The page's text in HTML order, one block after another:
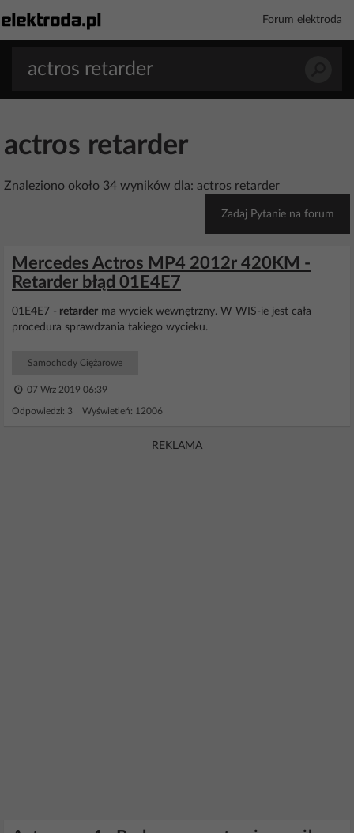
Forum elektroda
actros retarder
Znaleziono około 34 wyników dla: actros retarder
Zadaj Pytanie na forum
Mercedes Actros MP4 2012r 420KM -
Retarder błąd 01E4E7
01E4E7 - retarder ma wyciek wewnętrzny. W WIS-ie jest cała
procedura sprawdzania takiego wycieku.
Samochody Ciężarowe
07 Wrz 2019 06:39
Odpowiedzi: 3 Wyświetleń: 12006
REKLAMA